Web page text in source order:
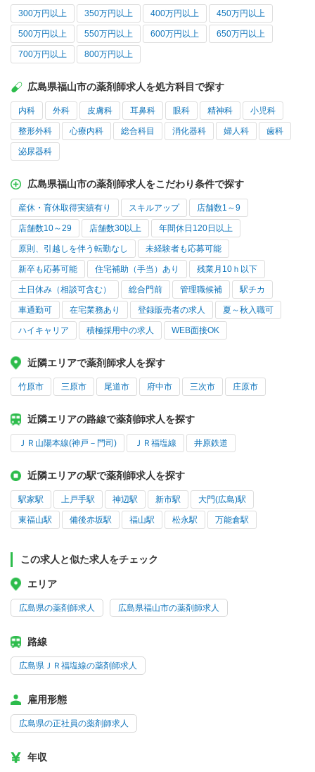
300万円以上 350万円以上 400万円以上 450万円以上
500万円以上 550万円以上 600万円以上 650万円以上
700万円以上 800万円以上
広島県福山市の薬剤師求人を処方科目で探す
内科 外科 皮膚科 耳鼻科 眼科 精神科 小児科
整形外科 心療内科 総合科目 消化器科 婦人科 歯科
泌尿器科
広島県福山市の薬剤師求人をこだわり条件で探す
産休・育休取得実績有り スキルアップ 店舗数1～9
店舗数10～29 店舗数30以上 年間休日120日以上
原則、引越しを伴う転勤なし 未経験者も応募可能
新卒も応募可能 住宅補助（手当）あり 残業月10ｈ以下
土日休み（相談可含む） 総合門前 管理職候補 駅チカ
車通勤可 在宅業務あり 登録販売者の求人 夏～秋入職可
ハイキャリア 積極採用中の求人 WEB面接OK
近隣エリアで薬剤師求人を探す
竹原市 三原市 尾道市 府中市 三次市 庄原市
近隣エリアの路線で薬剤師求人を探す
ＪＲ山陽本線(神戸－門司) ＪＲ福塩線 井原鉄道
近隣エリアの駅で薬剤師求人を探す
駅家駅 上戸手駅 神辺駅 新市駅 大門(広島)駅
東福山駅 備後赤坂駅 福山駅 松永駅 万能倉駅
この求人と似た求人をチェック
エリア
広島県の薬剤師求人 広島県福山市の薬剤師求人
路線
広島県ＪＲ福塩線の薬剤師求人
雇用形態
広島県の正社員の薬剤師求人
年収